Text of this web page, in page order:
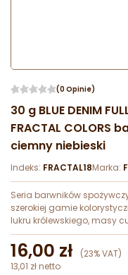
(0 Opinie)
30 g BLUE DENIM
FRACTAL COLORS
ciemny niebieski
Indeks: FRACTAL18Marka:
Seria barwników
szerokiej gamie
lukru królewskiego, masy
16,00 zł (23% VAT)
13,01 zł netto